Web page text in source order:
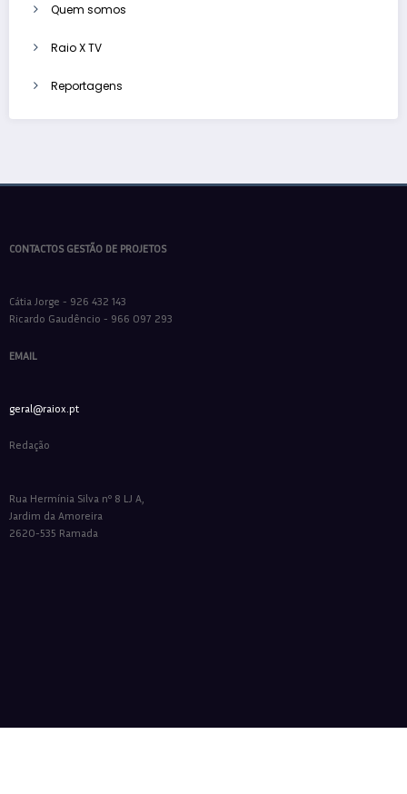
Quem somos
Raio X TV
Reportagens
CONTACTOS GESTÃO DE PROJETOS
Cátia Jorge - 926 432 143
Ricardo Gaudêncio - 966 097 293
EMAIL
geral@raiox.pt
Redação
Rua Hermínia Silva nº 8 LJ A,
Jardim da Amoreira
2620-535 Ramada